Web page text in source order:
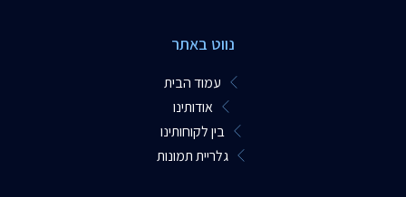
נווט באתר
עמוד הבית
אודותינו
בין לקוחותינו
גלריית תמונות